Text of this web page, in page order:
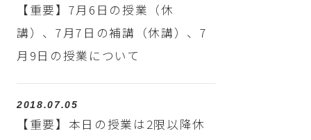
【重要】7月6日の授業（休
講）、7月7日の補講（休講）、7
月9日の授業について
2018.07.05
【重要】本日の授業は2限以降休